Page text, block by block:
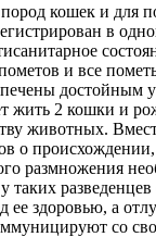
кошек и для
в
и все
достойным
2 кошки и
животных.
о
размножения
здоровью, а
со